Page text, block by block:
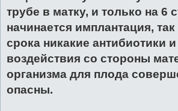
трубе в матку, и только на 6
начинается имплантация, так
срока никакие антибиотики
воздействия со стороны
организма для плода
опасны.